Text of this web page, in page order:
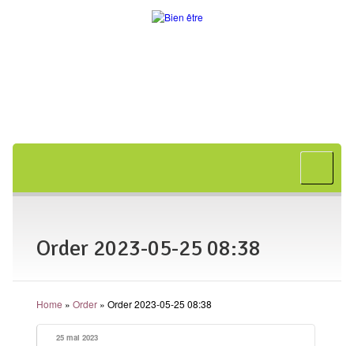
Shiatsu
L’art japonais
Séances
En entreprise
Order 2023-05-25 08:38
Home » Order» Order 2023-05-25 08:38
25 mai 2023